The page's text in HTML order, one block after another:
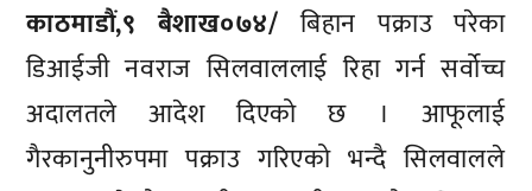
काठमाडौं,९ बैशाख०७४/ बिहान पक्राउ परेका
डिआईजी नवराज सिलवाललाई रिहा गर्न सर्वोच्च
अदालतले आदेश दिएको छ । आफूलाई
गैरकानुनीरुपमा पक्राउ गरिएको भन्दै सिलवालले